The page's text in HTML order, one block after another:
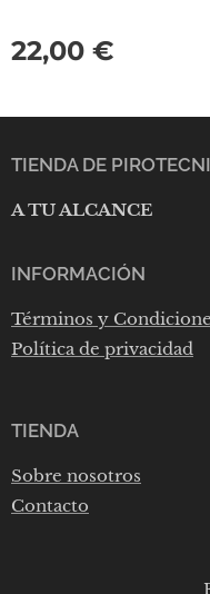
22,00 €
TIENDA DE
A TU ALCANCE
INFORMACIÓN
Términos y
Política de privacidad
TIENDA
Sobre nosotros
Contacto